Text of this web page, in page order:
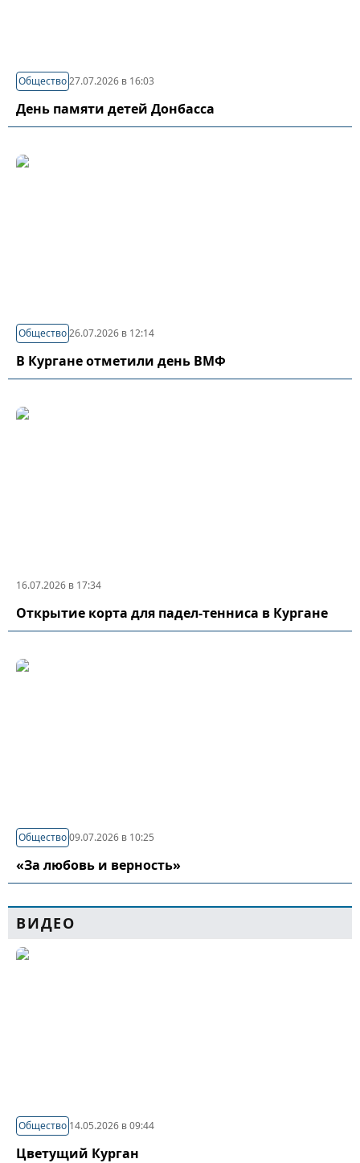
Общество27.07.2026 в 16:03
День памяти детей Донбасса
Общество26.07.2026 в 12:14
В Кургане отметили день ВМФ
16.07.2026 в 17:34
Открытие корта для падел-тенниса в Кургане
Общество09.07.2026 в 10:25
«За любовь и верность»
ВИДЕО
Общество 14.05.2026 в 09:44
Цветущий Курган